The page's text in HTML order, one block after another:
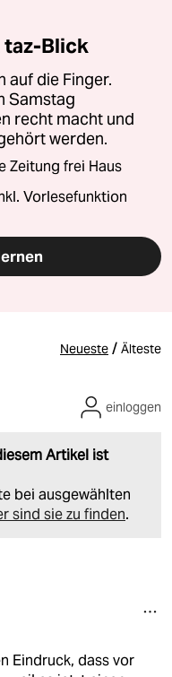
taz-Blick
auf die Finger.
Samstag
recht macht und
werden.
Zeitung frei Haus
Vorlesefunktion
Neueste / Älteste
Artikel ist
bei ausgewählten
sind sie zu finden.
einloggen
Eindruck, dass vor